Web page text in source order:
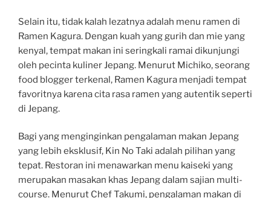
Selain itu, tidak kalah lezatnya adalah menu ramen di
Ramen Kagura. Dengan kuah yang gurih dan mie yang
kenyal, tempat makan ini seringkali ramai dikunjungi
oleh pecinta kuliner Jepang. Menurut Michiko, seorang
food blogger terkenal, Ramen Kagura menjadi tempat
favoritnya karena cita rasa ramen yang autentik seperti
di Jepang.
Bagi yang menginginkan pengalaman makan Jepang
yang lebih eksklusif, Kin No Taki adalah pilihan yang
tepat. Restoran ini menawarkan menu kaiseki yang
merupakan masakan khas Jepang dalam sajian multi-
course. Menurut Chef Takumi, pengalaman makan di